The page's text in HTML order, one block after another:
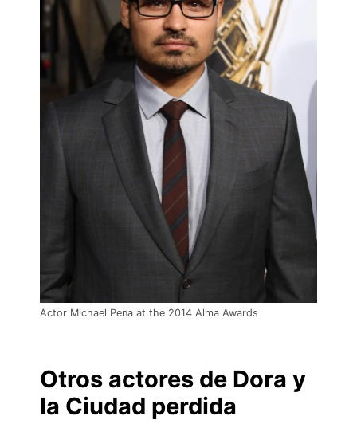
Actor Michael Pena at the 2014 Alma Awards
Otros actores de Dora y
la Ciudad perdida